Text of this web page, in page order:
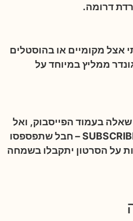
דרומה.
אצל מקומיים או בהוסטלים
ממליץ במיוחד על
שאלה בעמוד הפייסבוק, ואל
תשכחו את לחצן ה- SUBSCRIBE – חבל שתפספסו
על הסרטון יתקבלו בשמחה